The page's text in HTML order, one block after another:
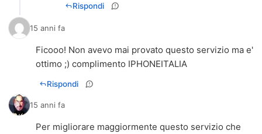
Rispondi
15 anni fa
Ficooo! Non avevo mai provato questo servizio ma e'
ottimo ;) complimento IPHONEITALIA
Rispondi
15 anni fa
Per migliorare maggiormente questo servizio che